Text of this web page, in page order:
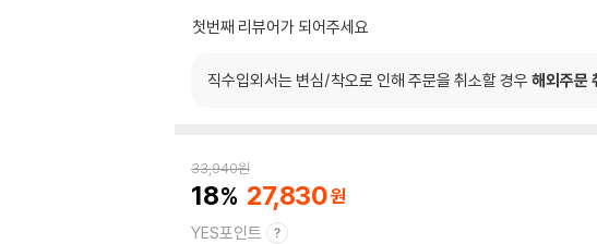
첫번째 리뷰어가 되어주세요
직수입외서는 변심/착오로 인해 주문을 취소할 경우 해외주문
33,940원
18 27,830
YES포인트